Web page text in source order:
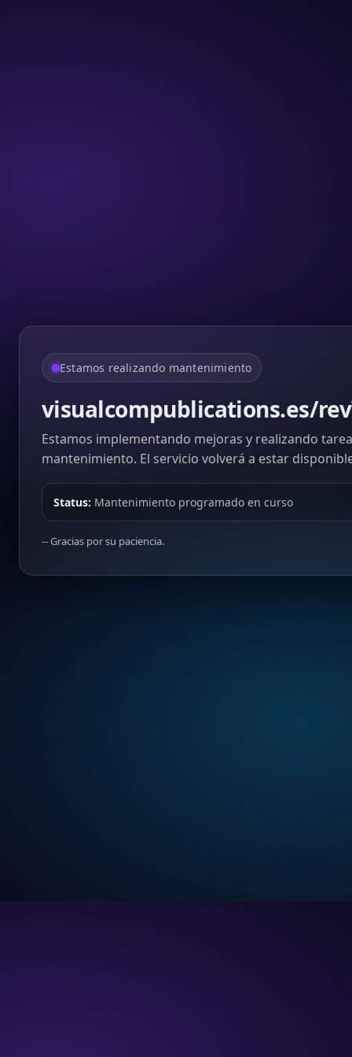
Estamos realizando mantenimiento
visualcompublications.es/
Estamos implementando mejoras y realizando
mantenimiento. El servicio volverá a estar
Status: Mantenimiento programado en curso
-- Gracias por su paciencia.